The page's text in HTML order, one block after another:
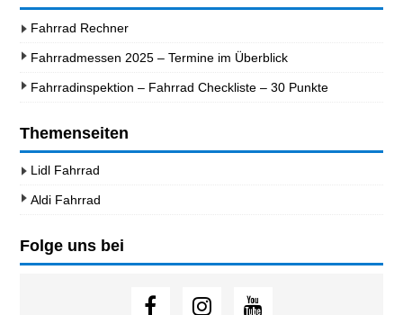
Fahrrad Rechner
Fahrradmessen 2025 – Termine im Überblick
Fahrradinspektion – Fahrrad Checkliste – 30 Punkte
Themenseiten
Lidl Fahrrad
Aldi Fahrrad
Folge uns bei